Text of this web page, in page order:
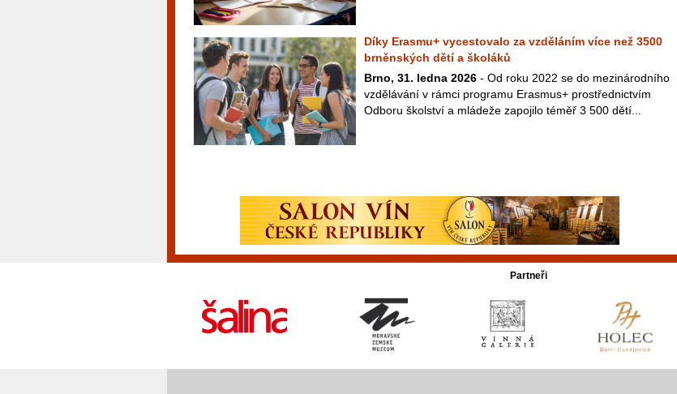
Díky Erasmu+ vycestovalo za vzděláním více než 3500
brněnských dětí a školáků
Brno, 31. ledna 2026 - Od roku 2022 se do mezinárodního
vzdělávání v rámci programu Erasmus+ prostřednictvím
Odboru školství a mládeže zapojilo téměř 3 500 dětí...
Partneři